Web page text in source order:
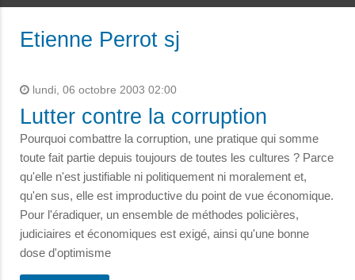
Etienne Perrot sj
lundi, 06 octobre 2003 02:00
Lutter contre la corruption
Pourquoi combattre la corruption, une pratique qui somme
toute fait partie depuis toujours de toutes les cultures ? Parce
qu'elle n'est justifiable ni politiquement ni moralement et,
qu'en sus, elle est improductive du point de vue économique.
Pour l'éradiquer, un ensemble de méthodes policières,
judiciaires et économiques est exigé, ainsi qu'une bonne
dose d'optimisme